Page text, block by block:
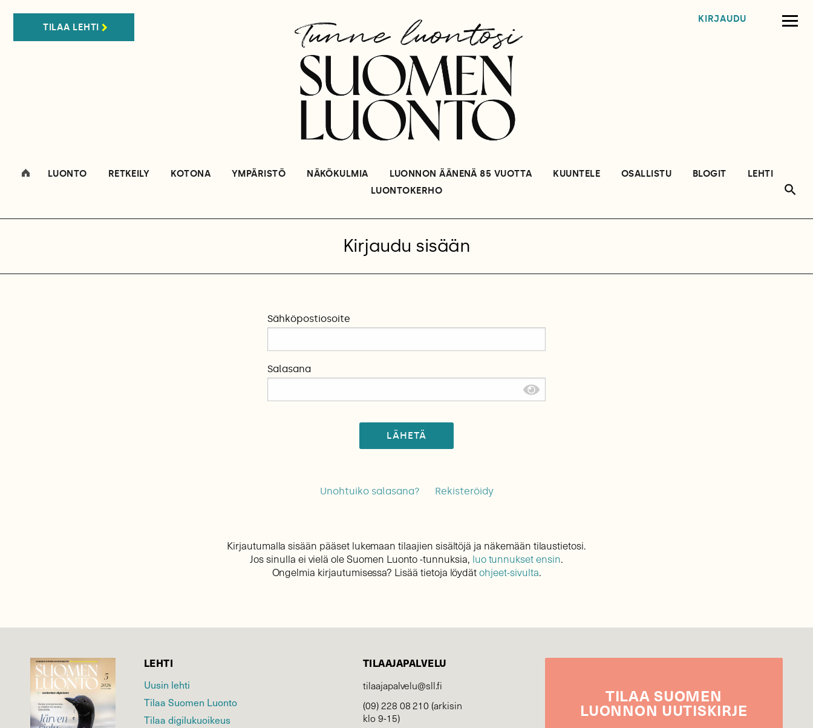
TILAA LEHTI
KIRJAUDU
LUONTO RETKEILY KOTONA YMPÄRISTÖ NÄKÖKULMIA LUONNON ÄÄNENÄ 85 VUOTTA KUUNTELE OSALLISTU BLOGIT
LEHTI
LUONTOKERHO
Kirjaudu sisään
Sähköpostiosoite
Salasana
LÄHETÄ
Unohtuiko salasana? Rekisteröidy
Kirjautumalla sisään pääset lukemaan tilaajien sisältöjä ja näkemään tilaustietosi.
Jos sinulla ei vielä ole Suomen Luonto -tunnuksia, luo tunnukset ensin.
Ongelmia kirjautumisessa? Lisää tietoja löydätohjeet-sivulta.
LEHTI
Uusin lehti
Tilaa Suomen Luonto
Tilaa digilukuoikeus
TILAAJAPALVELU
tilaajapalvelu@sll.fi
(09) 228 08 210 (arkisin
klo 9-15)
TILAASUOMEN
LUONNON UUTIS­KIRJE